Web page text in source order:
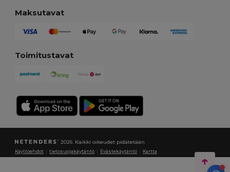
Maksutavat
Toimitustavat
2026. Kaikki oikeudet pidätetään
Käyttöehdot |tietosuojakäytäntö Evästekäytäntö Kartta